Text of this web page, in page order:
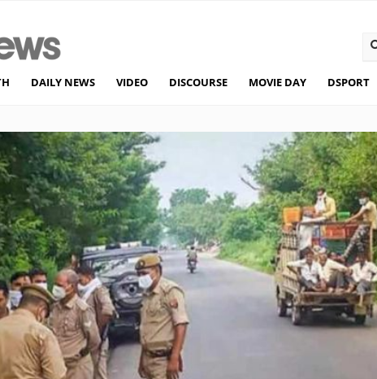
DAILY NEWS VIDEO DISCOURSE MOVIE DAY DSPORT